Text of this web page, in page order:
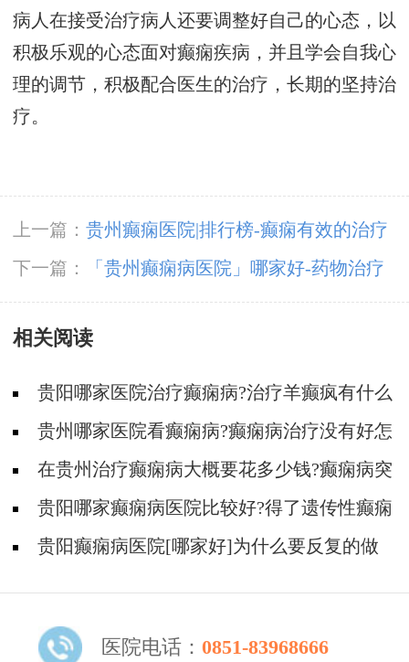
病人在接受治疗病人还要调整好自己的心态，以
积极乐观的心态面对癫痫疾病，并且学会自我心
理的调节，积极配合医生的治疗，长期的坚持治
疗。
上一篇： 贵州癫痫医院|排行榜-癫痫有效的治疗
方式是哪些？
下一篇：
「贵州癫痫病医院」哪家好-药物治疗
癫痫时要注意什么问题？
相关阅读
贵阳哪家医院治疗癫痫病?治疗羊癫疯有什么
方法?贵州哪家医院看癫痫病?癫痫病治疗没有好怎
么办?在贵州治疗癫痫病大概要花多少钱?癫痫病突
然发作应该怎么处理?
贵阳哪家癫痫病医院比较好?得了遗传性癫痫
病应该怎么办?
贵阳癫痫病医院[哪家好]为什么要反复的做
医院电话： 0851-83968666